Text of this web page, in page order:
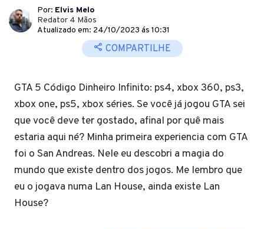
Por: Elvis Melo
Redator 4 Mãos
Atualizado em: 24/10/2023 ás 10:31
COMPARTILHE
GTA 5 Código Dinheiro Infinito: ps4, xbox 360, ps3,
xbox one, ps5, xbox séries. Se você já jogou GTA sei
que você deve ter gostado, afinal por quê mais
estaria aqui né? Minha primeira experiencia com GTA
foi o San Andreas. Nele eu descobri a magia do
mundo que existe dentro dos jogos. Me lembro que
eu o jogava numa Lan House, ainda existe Lan
House?